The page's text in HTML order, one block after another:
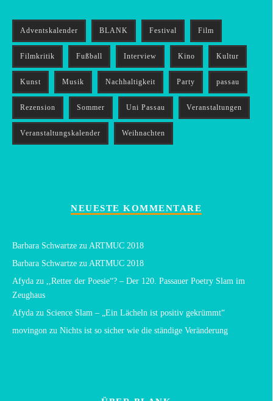
Adventskalender BLANK Festival Film
Filmkritik Fußball Interview Kino Kultur
Kunst Musik Nachhaltigkeit Party passau
Rezension Sommer Uni Passau Veranstaltungen
Veranstaltungskalender Weihnachten
NEUESTE KOMMENTARE
Barbara Schwartze zu ARTMUC 2018
Barbara Schwartze zu ARTMUC 2018
Afyda zu
,,Retter der Poesie“? – Der 120. Passauer Poetry Slam im
Zeughaus
Afyda zu Science Slam – „Ein Lächeln ist positiv gekrümmt“
movingon zu Nichts ist so sicher wie die ständige Veränderung